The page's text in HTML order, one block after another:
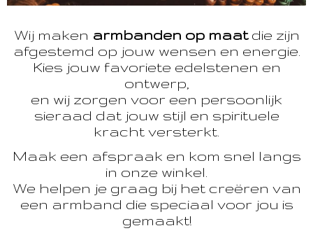
Wij maken armbanden op maatdie zijn
afgestemd op jouw wensen en energie.
Kies jouw favoriete edelstenen en
ontwerp,
en wij zorgen voor een persoonlijk
sieraad dat jouw stijl en spirituele
kracht versterkt.
Maak een afspraak en kom snel langs
in onze winkel.
We helpen je graag bij het creëren van
een armband die speciaal voor jou is
gemaakt!